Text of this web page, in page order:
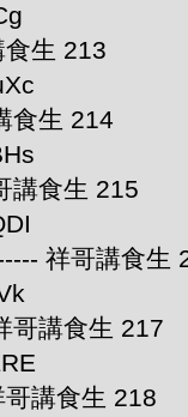
生 213
食生 214
講食生 215
祥哥講食生
哥講食生 217
講食生 218